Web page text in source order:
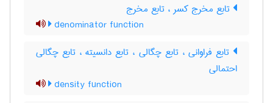
تابع مخرج کسر ، تابع مخرج
denominator function
تابع فراوانی ، تابع چگالی ، تابع دانسیته ، تابع چگالی
احتمالی
density function